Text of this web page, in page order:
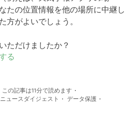
たの位置情報を他の場所に中継し
方がよいでしょう。
ただけましたか？
る
この記事は11分で読めます
ュースダイジェスト
データ保護